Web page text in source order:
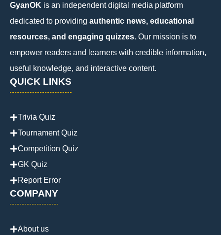
GyanOK is an independent digital media platform
dedicated to providing authentic news, educational
resources, and engaging quizzes. Our mission is to
empower readers and learners with credible information,
useful knowledge, and interactive content.
QUICK LINKS
Trivia Quiz
Tournament Quiz
Competition Quiz
GK Quiz
Report Error
COMPANY
About us